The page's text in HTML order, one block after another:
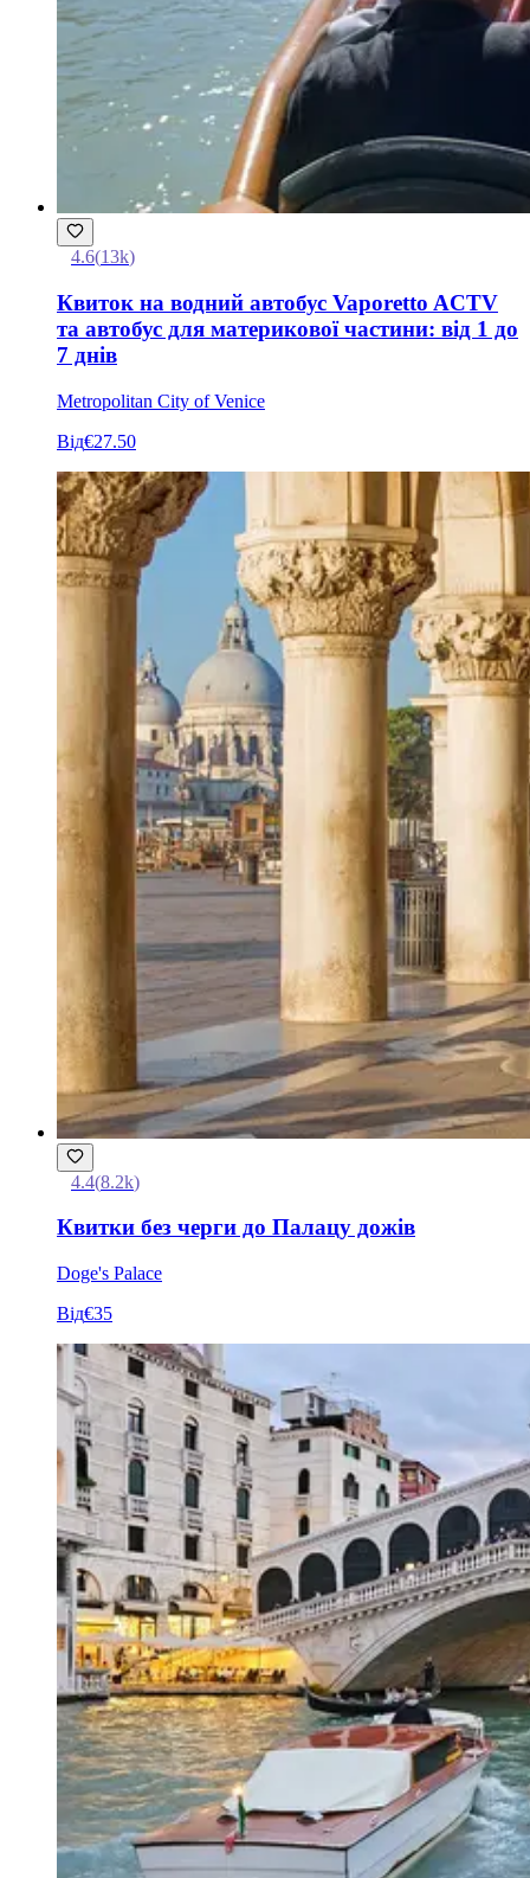
4.6(13k)
Квиток на водний автобус Vaporetto ACTV
та автобус для материкової частини: від 1 до
7 днів
Metropolitan City of Venice
Від€27.50
4.4(8.2k)
Квитки без черги до Палацу дожів
Doge's Palace
Від€35